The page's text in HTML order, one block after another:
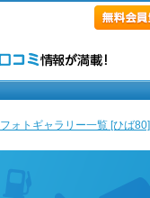
フォトギャラリー一覧 [ひば80]